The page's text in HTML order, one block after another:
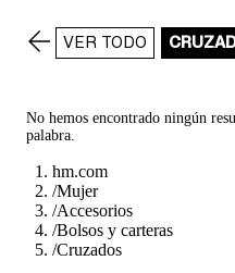
VER TODO
No hemos encontrado ningún
palabra.
hm.com
/Mujer
/Accesorios
/Bolsos y carteras
/Cruzados